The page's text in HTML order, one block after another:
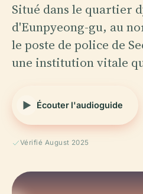
Situé dans le quartier
d'Eunpyeong-gu, au
le poste de police de
une institution vitale
Écouter l'audioguide
Vérifié August 2025